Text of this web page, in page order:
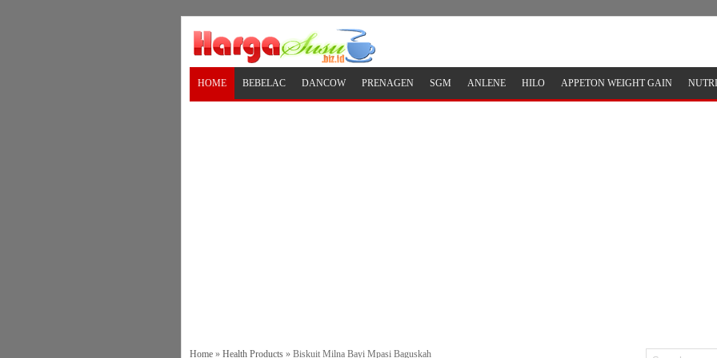
HOME BEBELAC DANCOW PRENAGEN SGM ANLENE HILO APPETON WEIGHT GAIN
Home » Health Products » Biskuit Milna Bayi Mpasi Baguskah